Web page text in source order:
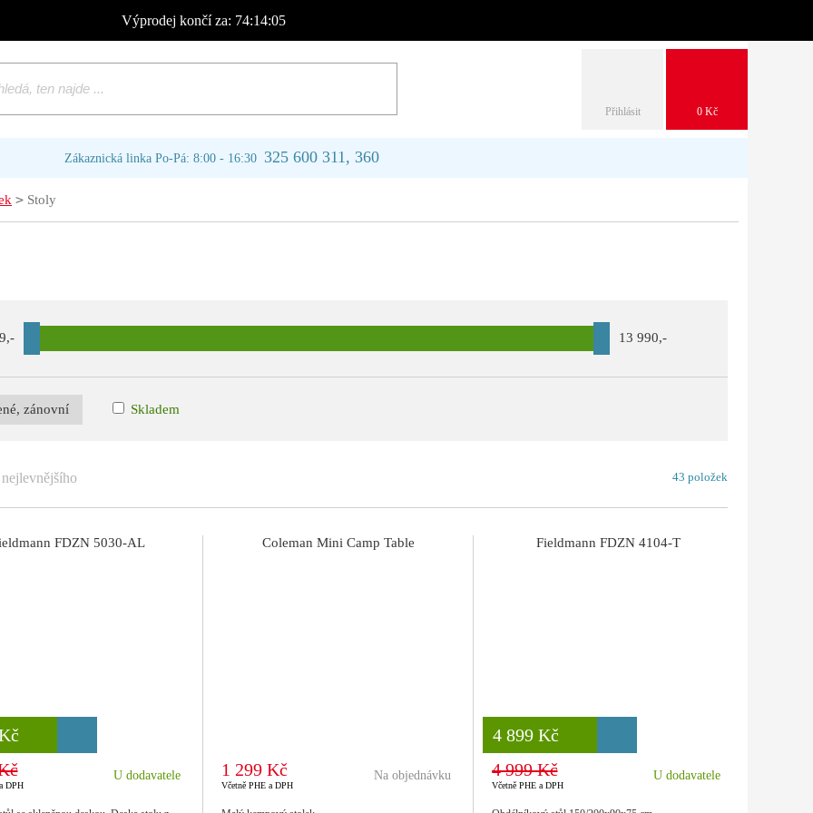
Výprodej končí za: 74:14:05
Přihlásit 0 Kč
Zákaznická linka Po-Pá: 8:00 - 16:30 325 600 311, 360
> Stoly
,- 13 990,-
zánovní Skladem
43 položek
FDZN 5030-AL
DPH
U dodavatele
Coleman Mini Camp Table
1 299 Kč
Včetně PHE a DPH
Na objednávku
8 777 Kč
4 899 Kč
Fieldmann FDZN 4104-T
4 999 Kč
Včetně PHE a DPH
U dodavatele